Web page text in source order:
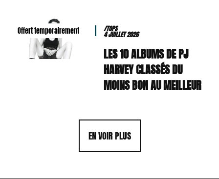
Offert temporairement /TOPS
4 JUILLET 2026
LES 10 ALBUMS DE PJ
HARVEY CLASSÉS DU
MOINS BON AU MEILLEUR
EN VOIR PLUS